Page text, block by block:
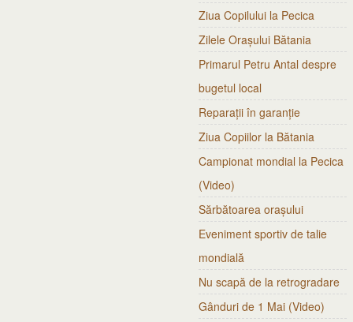
Ziua Copilului la Pecica
Zilele Orașului Bătania
Primarul Petru Antal despre
bugetul local
Reparații în garanție
Ziua Copiilor la Bătania
Campionat mondial la Pecica
(Video)
Sărbătoarea orașului
Eveniment sportiv de talie
mondială
Nu scapă de la retrogradare
Gânduri de 1 Mai (Video)